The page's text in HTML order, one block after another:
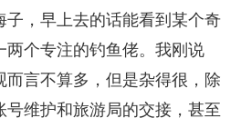
子，早上去的话能看到某个奇
两个专注的钓鱼佬。我刚说
而言不算多，但是杂得很，除
号维护和旅游局的交接，甚至